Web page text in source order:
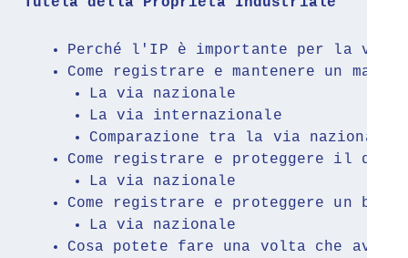
Perché l'IP è importante per la
Come registrare e mantenere un
La via nazionale
La via internazionale
Comparazione tra la via
Come registrare e proteggere il
La via nazionale
Come registrare e proteggere un
La via nazionale
Cosa potete fare una volta che